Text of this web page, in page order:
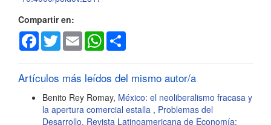
Compartir en:
Facebook
TwitterEmail WhatsApp
Artículos más leídos del mismo autor/a
Benito Rey Romay, México: el neoliberalismo fracasa y
la apertura comercial estalla , Problemas del
Desarrollo. Revista Latinoamericana de Economía: